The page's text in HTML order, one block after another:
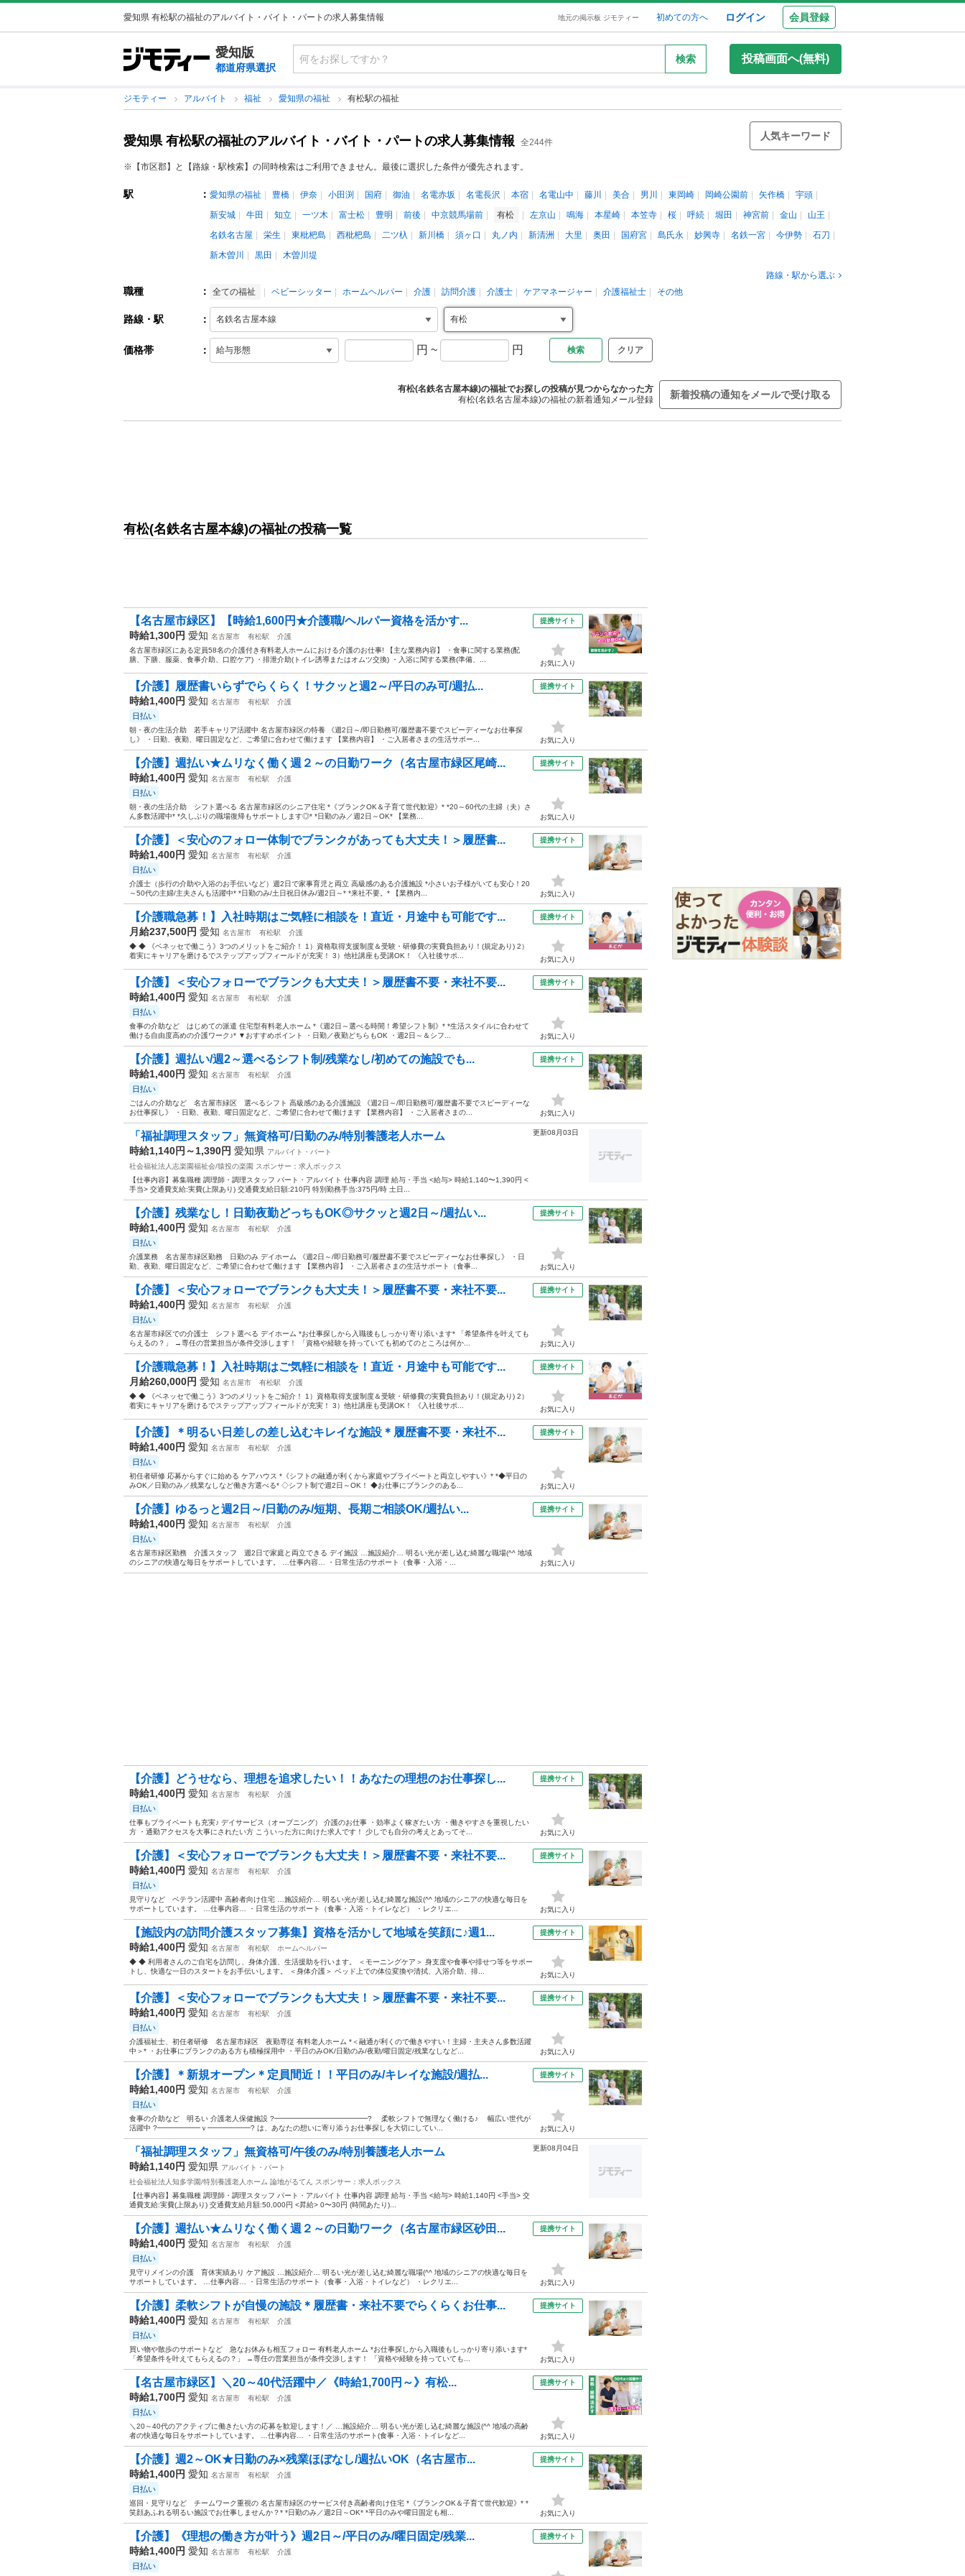
愛知県 有松駅の福祉のアルバイト・バイト・パートの求人募集情報 地元の掲示板 ジモティー 初めての方へ ログイン 会員登録
愛知版
都道府県選択
検索 投稿画面へ(無料)
ジモティー アルバイト 福祉 愛知県の福祉 有松駅の福祉
愛知県 有松駅の福祉のアルバイト・バイト・パートの求人募集情報 全244件
人気キーワード
※【市区郡】と【路線・駅検索】の同時検索はご利用できません。最後に選択した条件が優先されます。
駅 ： 愛知県の福祉 豊橋 伊奈 小田渕 国府 御油 名電赤坂 名電長沢 本宿 名電山中 藤川 美合 男川 東岡崎 岡崎公園前 矢作橋
宇頭
新安城
牛田 知立 一ツ木 富士松 豊明 前後 中京競馬場前 有松 左京山 鳴海 本星崎 本笠寺 桜 呼続 堀田 神宮前 金山
山王
名鉄名古屋
栄生 東枇杷島 西枇杷島 二ツ杁 新川橋 須ヶ口 丸ノ内 新清洲 大里 奥田 国府宮 島氏永 妙興寺 名鉄一宮 今伊勢
石刀
新木曽川
黒田
木曽川堤
路線・駅から選ぶ
職種 ： 全ての福祉 ベビーシッター ホームヘルパー 介護 訪問介護 介護士 ケアマネージャー 介護福祉士 その他
路線・駅 ：
価格帯 ： 円 ~ 円 クリア
有松(名鉄名古屋本線)の福祉でお探しの投稿が見つからなかった方
有松(名鉄名古屋本線)の福祉の新着通知メール登録
新着投稿の通知をメールで受け取る
有松(名鉄名古屋本線)の福祉の投稿一覧
【名古屋市緑区】【時給1,600円★介護職/ヘルパー資格を活かす...
時給1,300円 愛知 名古屋市 有松駅
介護
名古屋市緑区にある定員58名の介護付き有料老人ホームにおける介護のお仕事! 【主な業務内容】 ・食事に関する業務(配
膳、下膳、服薬、食事介助、口腔ケア) ・排泄介助(トイレ誘導またはオムツ交換) ・入浴に関する業務(準備、...
提携サイト
お気に入り
【介護】履歴書いらずでらくらく！サクッと週2～/平日のみ可/週払...
時給1,400円 愛知 名古屋市 有松駅 介護
日払い
朝・夜の生活介助 若手キャリア活躍中 名古屋市緑区の特養 《週2日～/即日勤務可/履歴書不要でスピーディーなお仕事探
し》 ・日勤、夜勤、曜日固定など、ご希望に合わせて働けます 【業務内容】 ・ご入居者さまの生活サポー...
提携サイト
お気に入り
【介護】週払い★ムリなく働く週２～の日勤ワーク（名古屋市緑区尾崎...
時給1,400円 愛知 名古屋市 有松駅 介護
日払い
朝・夜の生活介助 シフト選べる 名古屋市緑区のシニア住宅 *《ブランクOK＆子育て世代歓迎》* *20～60代の主婦（夫）さ
ん多数活躍中* *久しぶりの職場復帰もサポートします◎* *日勤のみ／週2日～OK* 【業務...
提携サイト
お気に入り
【介護】＜安心のフォロー体制でブランクがあっても大丈夫！＞履歴書...
時給1,400円 愛知 名古屋市 有松駅 介護
日払い
介護士（歩行の介助や入浴のお手伝いなど）週2日で家事育児と両立 高級感のある介護施設 *小さいお子様がいても安心！20
～50代の主婦/主夫さんも活躍中* *日勤のみ/土日祝日休み/週2日～* *来社不要。* 【業務内...
提携サイト
お気に入り
【介護職急募！】入社時期はご気軽に相談を！直近・月途中も可能です...
月給237,500円 愛知 名古屋市 有松駅
介護
◆ ◆ 《ベネッセで働こう》3つのメリットをご紹介！ 1）資格取得支援制度＆受験・研修費の実費負担あり！(規定あり) 2）
着実にキャリアを磨けるでステップアップフィールドが充実！ 3）他社講座も受講OK！ 《入社後サポ...
提携サイト
お気に入り
【介護】＜安心フォローでブランクも大丈夫！＞履歴書不要・来社不要...
時給1,400円 愛知 名古屋市 有松駅 介護
日払い
食事の介助など はじめての派遣 住宅型有料老人ホーム *《週2日～選べる時間！希望シフト制》* *生活スタイルに合わせて
働ける自由度高めの介護ワーク♪* ▼おすすめポイント ・日勤／夜勤どちらもOK ・週2日～＆シフ...
提携サイト
お気に入り
【介護】週払い/週2～選べるシフト制/残業なし/初めての施設でも...
時給1,400円 愛知 名古屋市 有松駅 介護
日払い
ごはんの介助など 名古屋市緑区 選べるシフト 高級感のある介護施設 《週2日～/即日勤務可/履歴書不要でスピーディーな
お仕事探し》 ・日勤、夜勤、曜日固定など、ご希望に合わせて働けます 【業務内容】 ・ご入居者さまの...
提携サイト
お気に入り
「福祉調理スタッフ」無資格可/日勤のみ/特別養護老人ホーム
時給1,140円～1,390円 愛知県 アルバイト・パート
社会福祉法人志楽園福祉会/猿投の楽園 スポンサー：求人ボックス
【仕事内容】募集職種 調理師・調理スタッフ パート・アルバイト 仕事内容 調理 給与・手当 <給与> 時給1,140〜1,390円 <
手当> 交通費支給:実費(上限あり) 交通費支給日額:210円 特別勤務手当:375円/時 土日...
更新08月03日
【介護】残業なし！日勤夜勤どっちもOK◎サクッと週2日～/週払い...
時給1,400円 愛知 名古屋市 有松駅 介護
日払い
介護業務 名古屋市緑区勤務 日勤のみ デイホーム 《週2日～/即日勤務可/履歴書不要でスピーディーなお仕事探し》 ・日
勤、夜勤、曜日固定など、ご希望に合わせて働けます 【業務内容】 ・ご入居者さまの生活サポート（食事...
提携サイト
お気に入り
【介護】＜安心フォローでブランクも大丈夫！＞履歴書不要・来社不要...
時給1,400円 愛知 名古屋市 有松駅 介護
日払い
名古屋市緑区での介護士 シフト選べる デイホーム *お仕事探しから入職後もしっかり寄り添います* 「希望条件を叶えても
らえるの？」 →専任の営業担当が条件交渉します！ 「資格や経験を持っていても初めてのところは何か...
提携サイト
お気に入り
【介護職急募！】入社時期はご気軽に相談を！直近・月途中も可能です...
月給260,000円 愛知 名古屋市 有松駅
介護
◆ ◆ 《ベネッセで働こう》3つのメリットをご紹介！ 1）資格取得支援制度＆受験・研修費の実費負担あり！(規定あり) 2）
着実にキャリアを磨けるでステップアップフィールドが充実！ 3）他社講座も受講OK！ 《入社後サポ...
提携サイト
お気に入り
【介護】＊明るい日差しの差し込むキレイな施設＊履歴書不要・来社不...
時給1,400円 愛知 名古屋市 有松駅 介護
日払い
初任者研修 応募からすぐに始める ケアハウス *《シフトの融通が利くから家庭やプライベートと両立しやすい》* *◆平日の
みOK／日勤のみ／残業なしなど働き方選べる* ◇シフト制で週2日～OK！ ◆お仕事にブランクのある...
提携サイト
お気に入り
【介護】ゆるっと週2日～/日勤のみ/短期、長期ご相談OK/週払い...
時給1,400円 愛知 名古屋市 有松駅 介護
日払い
名古屋市緑区勤務 介護スタッフ 週2日で家庭と両立できる デイ施設 …施設紹介… 明るい光が差し込む綺麗な職場(^^ 地域
のシニアの快適な毎日をサポートしています。 …仕事内容… ・日常生活のサポート（食事・入浴・...
提携サイト
お気に入り
【介護】どうせなら、理想を追求したい！！あなたの理想のお仕事探し...
時給1,400円 愛知 名古屋市 有松駅 介護
日払い
仕事もプライベートも充実♪ デイサービス（オープニング） 介護のお仕事 ・効率よく稼ぎたい方 ・働きやすさを重視したい
方 ・通勤アクセスを大事にされたい方 こういった方に向けた求人です！ 少しでも自分の考えとあってそ...
提携サイト
お気に入り
【介護】＜安心フォローでブランクも大丈夫！＞履歴書不要・来社不要...
時給1,400円 愛知 名古屋市 有松駅 介護
日払い
見守りなど ベテラン活躍中 高齢者向け住宅 …施設紹介… 明るい光が差し込む綺麗な施設(^^ 地域のシニアの快適な毎日を
サポートしています。 …仕事内容… ・日常生活のサポート（食事・入浴・トイレなど） ・レクリエ...
提携サイト
お気に入り
【施設内の訪問介護スタッフ募集】資格を活かして地域を笑顔に♪週1...
時給1,400円 愛知 名古屋市 有松駅
ホームヘルパー
◆ ◆ 利用者さんのご自宅を訪問し、身体介護、生活援助を行います。 ＜モーニングケア＞ 身支度や食事や排せつ等をサポー
トし、快適な一日のスタートをお手伝いします。 ＜身体介護＞ ベッド上での体位変換や清拭、入浴介助、排...
提携サイト
お気に入り
【介護】＜安心フォローでブランクも大丈夫！＞履歴書不要・来社不要...
時給1,400円 愛知 名古屋市 有松駅 介護
日払い
介護福祉士、初任者研修 名古屋市緑区 夜勤専従 有料老人ホーム *＜融通が利くので働きやすい！主婦・主夫さん多数活躍
中＞* ・お仕事にブランクのある方も積極採用中 ・平日のみOK/日勤のみ/夜勤/曜日固定/残業なしなど...
提携サイト
お気に入り
【介護】＊新規オープン＊定員間近！！平日のみ/キレイな施設/週払...
時給1,400円 愛知 名古屋市 有松駅 介護
日払い
食事の介助など 明るい 介護老人保健施設 ?━━━━━━━━━━━━━? 柔軟シフトで無理なく働ける♪ 幅広い世代が
活躍中 ?━━━━━━ｖ━━━━━━? は、あなたの想いに寄り添うお仕事探しを大切にしてい...
提携サイト
お気に入り
「福祉調理スタッフ」無資格可/午後のみ/特別養護老人ホーム
時給1,140円 愛知県 アルバイト・パート
社会福祉法人知多学園/特別養護老人ホーム 論地がるてん スポンサー：求人ボックス
【仕事内容】募集職種 調理師・調理スタッフ パート・アルバイト 仕事内容 調理 給与・手当 <給与> 時給1,140円 <手当> 交
通費支給:実費(上限あり) 交通費支給月額:50,000円 <昇給> 0〜30円 (時間あたり)...
更新08月04日
【介護】週払い★ムリなく働く週２～の日勤ワーク（名古屋市緑区砂田...
時給1,400円 愛知 名古屋市 有松駅 介護
日払い
見守りメインの介護 育休実績あり ケア施設 …施設紹介… 明るい光が差し込む綺麗な職場(^^ 地域のシニアの快適な毎日を
サポートしています。 …仕事内容… ・日常生活のサポート（食事・入浴・トイレなど） ・レクリエ...
提携サイト
お気に入り
【介護】柔軟シフトが自慢の施設＊履歴書・来社不要でらくらくお仕事...
時給1,400円 愛知 名古屋市 有松駅 介護
日払い
買い物や散歩のサポートなど 急なお休みも相互フォロー 有料老人ホーム *お仕事探しから入職後もしっかり寄り添います*
「希望条件を叶えてもらえるの？」 →専任の営業担当が条件交渉します！ 「資格や経験を持っていても...
提携サイト
お気に入り
【名古屋市緑区】＼20～40代活躍中／《時給1,700円～》有松...
時給1,700円 愛知 名古屋市 有松駅 介護
日払い
＼20～40代のアクティブに働きたい方の応募を歓迎します！／ …施設紹介… 明るい光が差し込む綺麗な施設(^^ 地域の高齢
者の快適な毎日をサポートしています。 …仕事内容… ・日常生活のサポート(食事・入浴・トイレなど...
提携サイト
お気に入り
【介護】週2～OK★日勤のみ×残業ほぼなし/週払いOK（名古屋市...
時給1,400円 愛知 名古屋市 有松駅 介護
日払い
巡回・見守りなど チームワーク重視の 名古屋市緑区のサービス付き高齢者向け住宅 *《ブランクOK＆子育て世代歓迎》* *
笑顔あふれる明るい施設でお仕事しませんか？* *日勤のみ／週2日～OK* *平日のみや曜日固定も相...
提携サイト
お気に入り
【介護】《理想の働き方が叶う》週2日～/平日のみ/曜日固定/残業...
時給1,400円 愛知 名古屋市 有松駅 介護
日払い
提携サイト